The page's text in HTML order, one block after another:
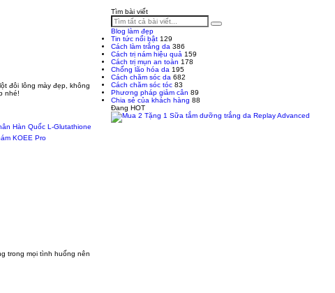
đôi lông mày đẹp, không
nhé!
trong mọi tình huống nên
Tìm bài viết
Blog làm đẹp
Tin tức nổi bật 129
Cách làm trắng da 386
Cách trị nám hiệu quả 159
Cách trị mụn an toàn 178
Chống lão hóa da 195
Cách chăm sóc da 682
Cách chăm sóc tóc 83
Phương pháp giảm cân 89
Chia sẻ của khách hàng 88
Đang HOT